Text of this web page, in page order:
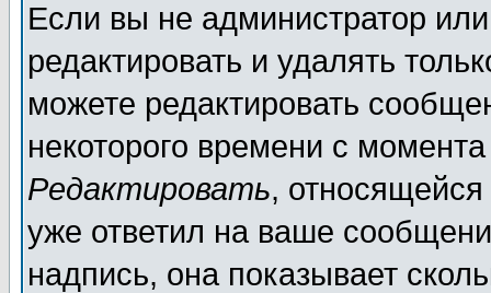
Если вы не администратор
редактировать и удалять
можете редактировать
некоторого времени с
Редактировать,
уже ответил на ваше
надпись, она показывает